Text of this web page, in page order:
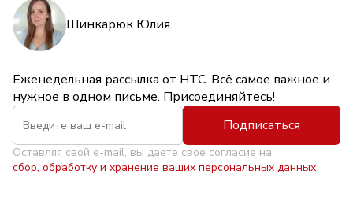
Шинкарюк Юлия
Еженедельная рассылка от НТС. Всё самое важное и
нужное в одном письме. Присоединяйтесь!
Подписаться
Оставляя свой e-mail, вы даете свое согласие на
сбор, обработку и хранение ваших персональных данных